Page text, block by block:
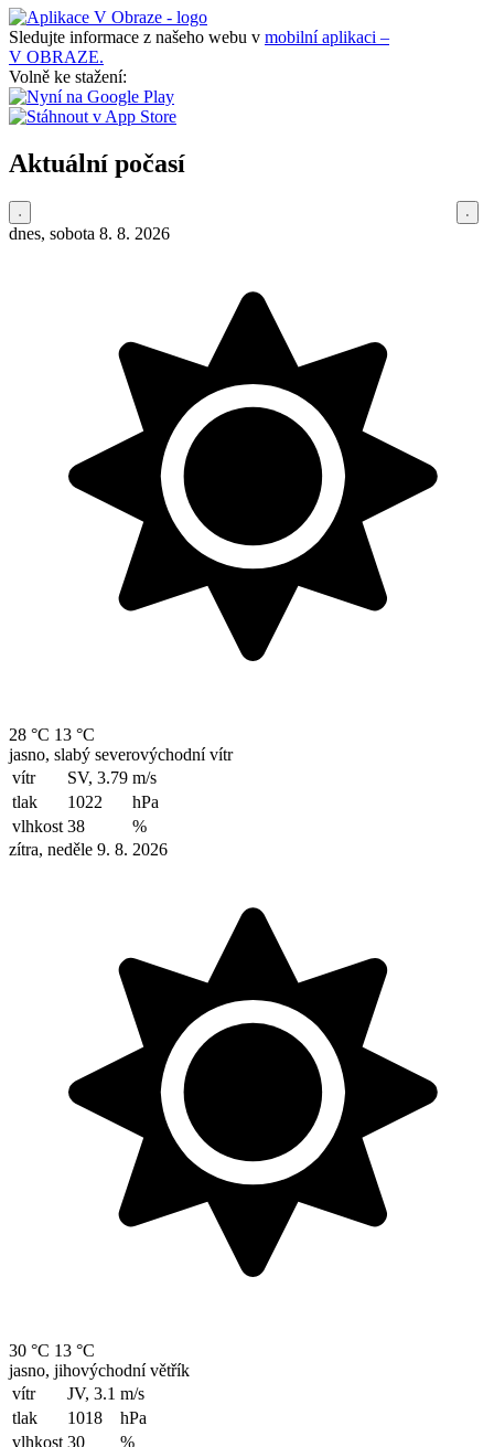
Sledujte informace z našeho webu v mobilní aplikaci –
V OBRAZE.
Volně ke stažení:
Aktuální počasí
dnes, sobota 8. 8. 2026
28 °C 13 °C
jasno, slabý severovýchodní vítr
vítr
SV, 3.79 m/s
tlak
1022
hPa
vlhkost 38
%
zítra, neděle 9. 8. 2026
30 °C 13 °C
jasno, jihovýchodní větřík
vítr
JV, 3.1 m/s
tlak
1018
hPa
vlhkost 30
%